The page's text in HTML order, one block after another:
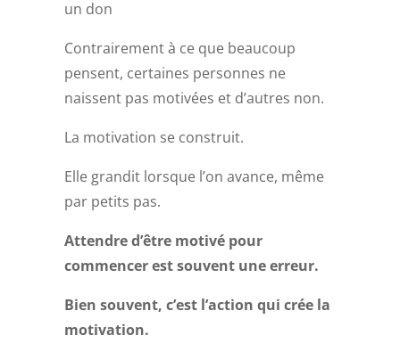
un don
Contrairement à ce que beaucoup
pensent, certaines personnes ne
naissent pas motivées et d’autres non.
La motivation se construit.
Elle grandit lorsque l’on avance, même
par petits pas.
Attendre d’être motivé pour
commencer est souvent une erreur.
Bien souvent, c’est l’action qui crée la
motivation.